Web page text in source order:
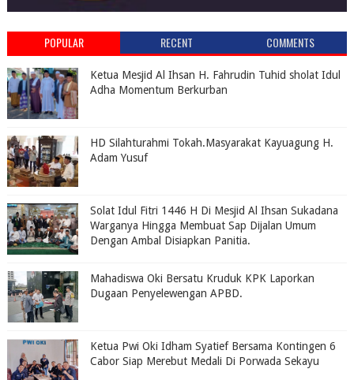
POPULAR RECENT COMMENTS
Ketua Mesjid Al Ihsan H. Fahrudin Tuhid sholat Idul
Adha Momentum Berkurban
HD Silahturahmi Tokah.Masyarakat Kayuagung H.
Adam Yusuf
Solat Idul Fitri 1446 H Di Mesjid Al Ihsan Sukadana
Warganya Hingga Membuat Sap Dijalan Umum
Dengan Ambal Disiapkan Panitia.
Mahadiswa Oki Bersatu Kruduk KPK Laporkan
Dugaan Penyelewengan APBD.
Ketua Pwi Oki Idham Syatief Bersama Kontingen 6
Cabor Siap Merebut Medali Di Porwada Sekayu